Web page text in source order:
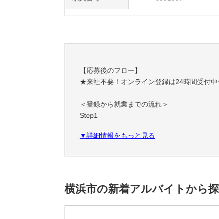
【応募後のフロー】
★来社不要！オンライン登録は24時間受付
＜登録から就業までの流れ＞
Step1
職務経歴・希望条件など、フォームに必要事
ご希望条件やスキルに合わせて、お仕事をご
一緒に理想の職場を見つけましょう！
▼詳細情報をもっと見る
横浜市の新着アルバイトから